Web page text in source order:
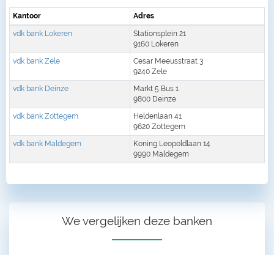
Kantoor Adres
vdk bank Lokeren
Stationsplein 21
9160 Lokeren
vdk bank Zele
Cesar Meeusstraat 3
9240 Zele
vdk bank Deinze
Markt 5 Bus 1
9800 Deinze
vdk bank Zottegem
Heldenlaan 41
9620 Zottegem
vdk bank Maldegem
Koning Leopoldlaan 14
9990 Maldegem
We vergelijken deze banken